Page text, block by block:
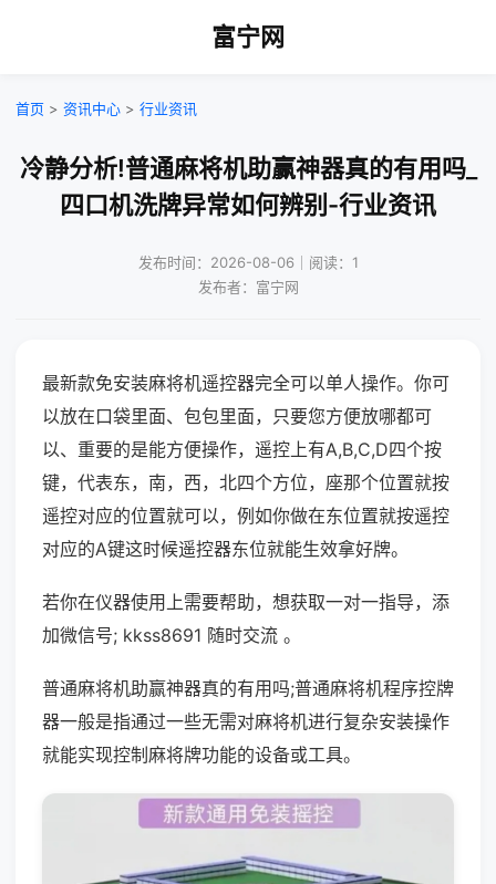
富宁网
首页 > 资讯中心 > 行业资讯
冷静分析!普通麻将机助赢神器真的有用吗_
四口机洗牌异常如何辨别-行业资讯
发布时间：2026-08-06｜阅读：1
发布者：富宁网
最新款免安装麻将机遥控器完全可以单人操作。你可
以放在口袋里面、包包里面，只要您方便放哪都可
以、重要的是能方便操作，遥控上有A,B,C,D四个按
键，代表东，南，西，北四个方位，座那个位置就按
遥控对应的位置就可以，例如你做在东位置就按遥控
对应的A键这时候遥控器东位就能生效拿好牌。
若你在仪器使用上需要帮助，想获取一对一指导，添
加微信号; kkss8691 随时交流 。
普通麻将机助赢神器真的有用吗;普通麻将机程序控牌
器一般是指通过一些无需对麻将机进行复杂安装操作
就能实现控制麻将牌功能的设备或工具。